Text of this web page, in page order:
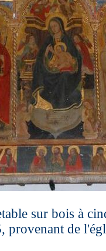
sur bois à
provenant de